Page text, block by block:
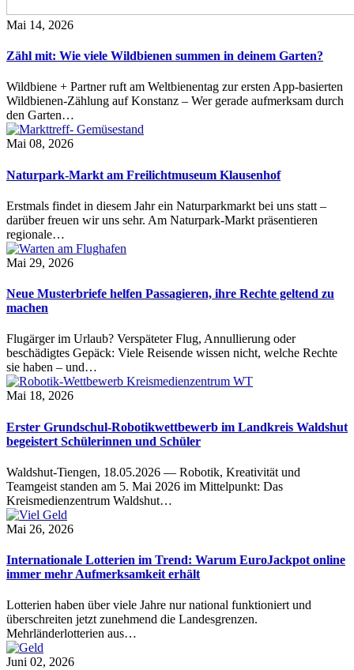
Mai 14, 2026
Zähl mit: Wie viele Wildbienen summen in deinem Garten?
Wildbiene + Partner ruft am Weltbienentag zur ersten App-basierten
Wildbienen-Zählung auf Konstanz – Wer gerade aufmerksam durch
den Garten…
Mai 08, 2026
Naturpark-Markt am Freilichtmuseum Klausenhof
Erstmals findet in diesem Jahr ein Naturparkmarkt bei uns statt –
darüber freuen wir uns sehr. Am Naturpark-Markt präsentieren
regionale…
Mai 29, 2026
Neue Musterbriefe helfen Passagieren, ihre Rechte geltend zu
machen
Flugärger im Urlaub? Verspäteter Flug, Annullierung oder
beschädigtes Gepäck: Viele Reisende wissen nicht, welche Rechte
sie haben – und…
Mai 18, 2026
Erster Grundschul-Robotikwettbewerb im Landkreis Waldshut
begeistert Schülerinnen und Schüler
Waldshut-Tiengen, 18.05.2026 — Robotik, Kreativität und
Teamgeist standen am 5. Mai 2026 im Mittelpunkt: Das
Kreismedienzentrum Waldshut…
Mai 26, 2026
Internationale Lotterien im Trend: Warum EuroJackpot online
immer mehr Aufmerksamkeit erhält
Lotterien haben über viele Jahre nur national funktioniert und
überschreiten jetzt zunehmend die Landesgrenzen.
Mehrländerlotterien aus…
Juni 02, 2026